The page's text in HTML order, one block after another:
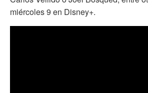
miércoles 9 en Disney+.